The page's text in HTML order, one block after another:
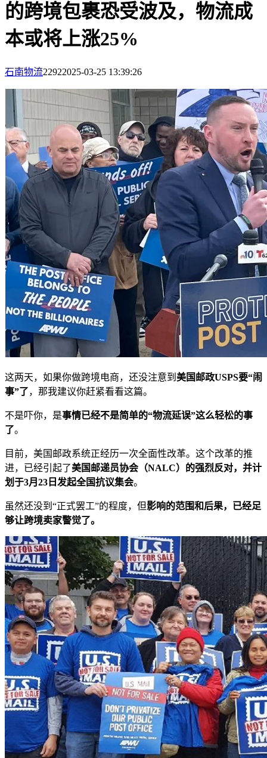
的跨境包裹恐受波及，物流成
本或将上涨25%
石南物流22922025-03-25 13:39:26
这两天，如果你做跨境电商，还没注意到 美国邮政USPS要“闹
事”了，那我建议你赶紧看看这篇。
不是吓你，是事情已经不是简单的“物流延误”这么轻松的事
了。
目前，美国邮政系统正经历一次全面性改革。这个改革的推
进，已经引起了美国邮递员协会（NALC）的强烈反对，并计
划于3月23日发起全国抗议集会。
虽然还没到“正式罢工”的程度，但影响的范围和后果，已经足
够让跨境卖家警觉了。